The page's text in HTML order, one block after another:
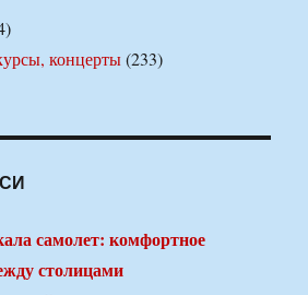
концерты(233)
самолет: комфортное
столицами